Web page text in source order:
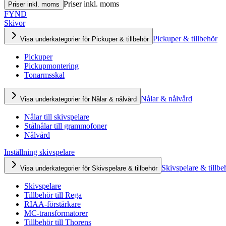
Priser inkl. moms Priser inkl. moms
FYND
Skivor
Visa underkategorier för Pickuper & tillbehör Pickuper & tillbehör
Pickuper
Pickupmontering
Tonarmsskal
Visa underkategorier för Nålar & nålvård Nålar & nålvård
Nålar till skivspelare
Stålnålar till grammofoner
Nålvård
Inställning skivspelare
Visa underkategorier för Skivspelare & tillbehör Skivspelare &
Skivspelare
Tillbehör till Rega
RIAA-förstärkare
MC-transformatorer
Tillbehör till Thorens